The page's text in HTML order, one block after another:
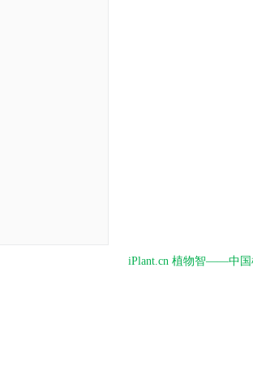
iPlant.cn 植物智——中国